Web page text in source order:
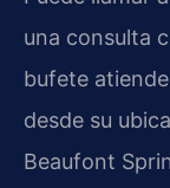
una consulta
bufete
desde su
Beaufont